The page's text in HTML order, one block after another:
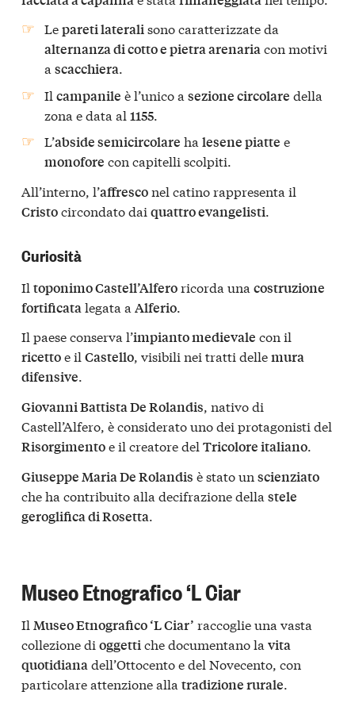
Lepareti lateralisono caratterizzate da
alternanza di cotto e pietra arenariacon motivi
ascacchiera.
Ilcampanile è l’unico asezione circolare della
zona e data al1155.
L’abside semicircolare halesene piatte e
monofore con capitelli scolpiti.
All’interno, l’affresconel catino rappresenta il
Cristocircondato dai quattro evangelisti.
Curiosità
Il toponimo Castell’Alferoricorda una costruzione
fortificatalegata a Alferio.
Il paese conserva l’impianto medievale con il
ricettoe il Castello, visibili nei tratti dellemura
difensive.
Giovanni Battista De Rolandis, nativo di
Castell’Alfero, è considerato uno dei protagonisti del
Risorgimentoe il creatore del Tricolore italiano.
Giuseppe Maria De Rolandis è stato un scienziato
che ha contribuito alla decifrazione della stele
geroglifica di Rosetta
Museo Etnografico ‘L Ciar
Il Museo Etnografico ‘L Ciar’ raccoglie una vasta
collezione di oggettiche documentano la vita
quotidianadell’Ottocento e del Novecento, con
particolare attenzione alla tradizione rurale.